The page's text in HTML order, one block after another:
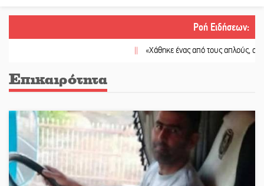
Ροή Ειδήσεων:
«Χάθηκε ένας από τους απλούς, σπουδαίους ανθρώπους
Επικαιρότητα